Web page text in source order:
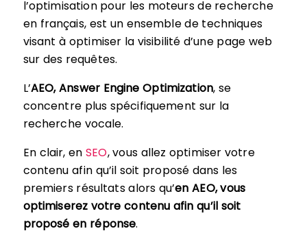
l’optimisation pour les moteurs de recherche
en français, est un ensemble de techniques
visant à optimiser la visibilité d’une page web
sur des requêtes.
L’AEO, Answer Engine Optimization, se
concentre plus spécifiquement sur la
recherche vocale.
En clair, enSEO, vous allez optimiser votre
contenu afin qu’il soit proposé dans les
premiers résultats alors qu’en AEO, vous
optimiserez votre contenu afin qu’il soit
proposé en réponse.